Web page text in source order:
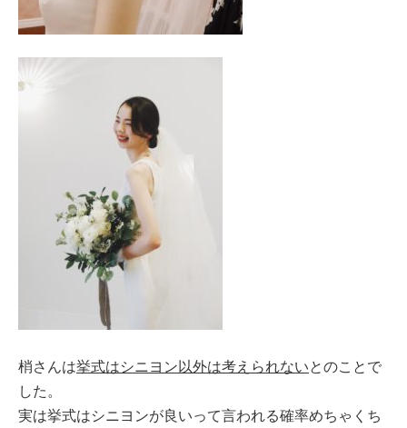
梢さんは挙式はシニヨン以外は考えられないとのことで
した。
実は挙式はシニヨンが良いって言われる確率めちゃくち